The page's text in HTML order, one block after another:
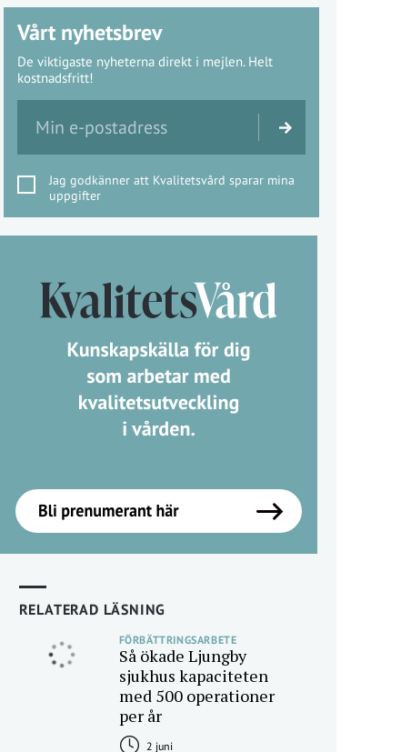
Vårt nyhetsbrev
De viktigaste nyheterna direkt i mejlen. Helt
kostnadsfritt!
Jag godkänner att Kvalitetsvård sparar mina
uppgifter
RELATERAD LÄSNING
FÖRBÄTTRINGSARBETE
Så ökade Ljungby
sjukhus kapaciteten
med 500 operationer
per år
2 juni